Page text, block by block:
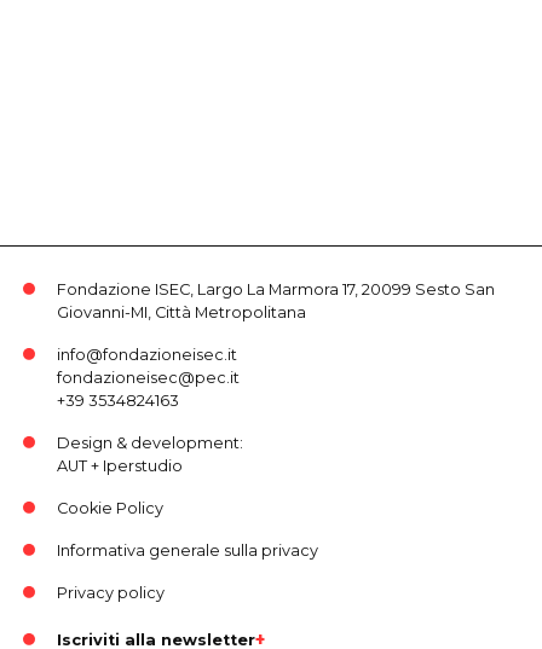
Fondazione ISEC, Largo La Marmora 17, 20099 Sesto San
Giovanni-MI, Città Metropolitana
info@fondazioneisec.it
fondazioneisec@pec.it
+39 3534824163
Design & development:
AUT+ Iperstudio
Cookie Policy
Informativa generale sulla privacy
Privacy policy
Iscriviti alla newsletter